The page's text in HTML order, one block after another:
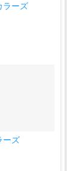
ラーズ
ーズ